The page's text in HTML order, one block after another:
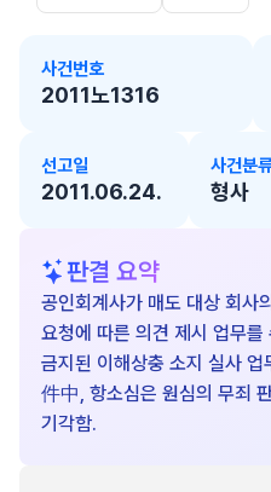
사건번호
2011노1316
선고일
2011.06.24.
사건분
형사
판결 요약
공인회계사가 매도 대상 회사
요청에 따른 의견 제시 업무
금지된 이해상충 소지 실사
件中, 항소심은 원심의 무죄
기각함.